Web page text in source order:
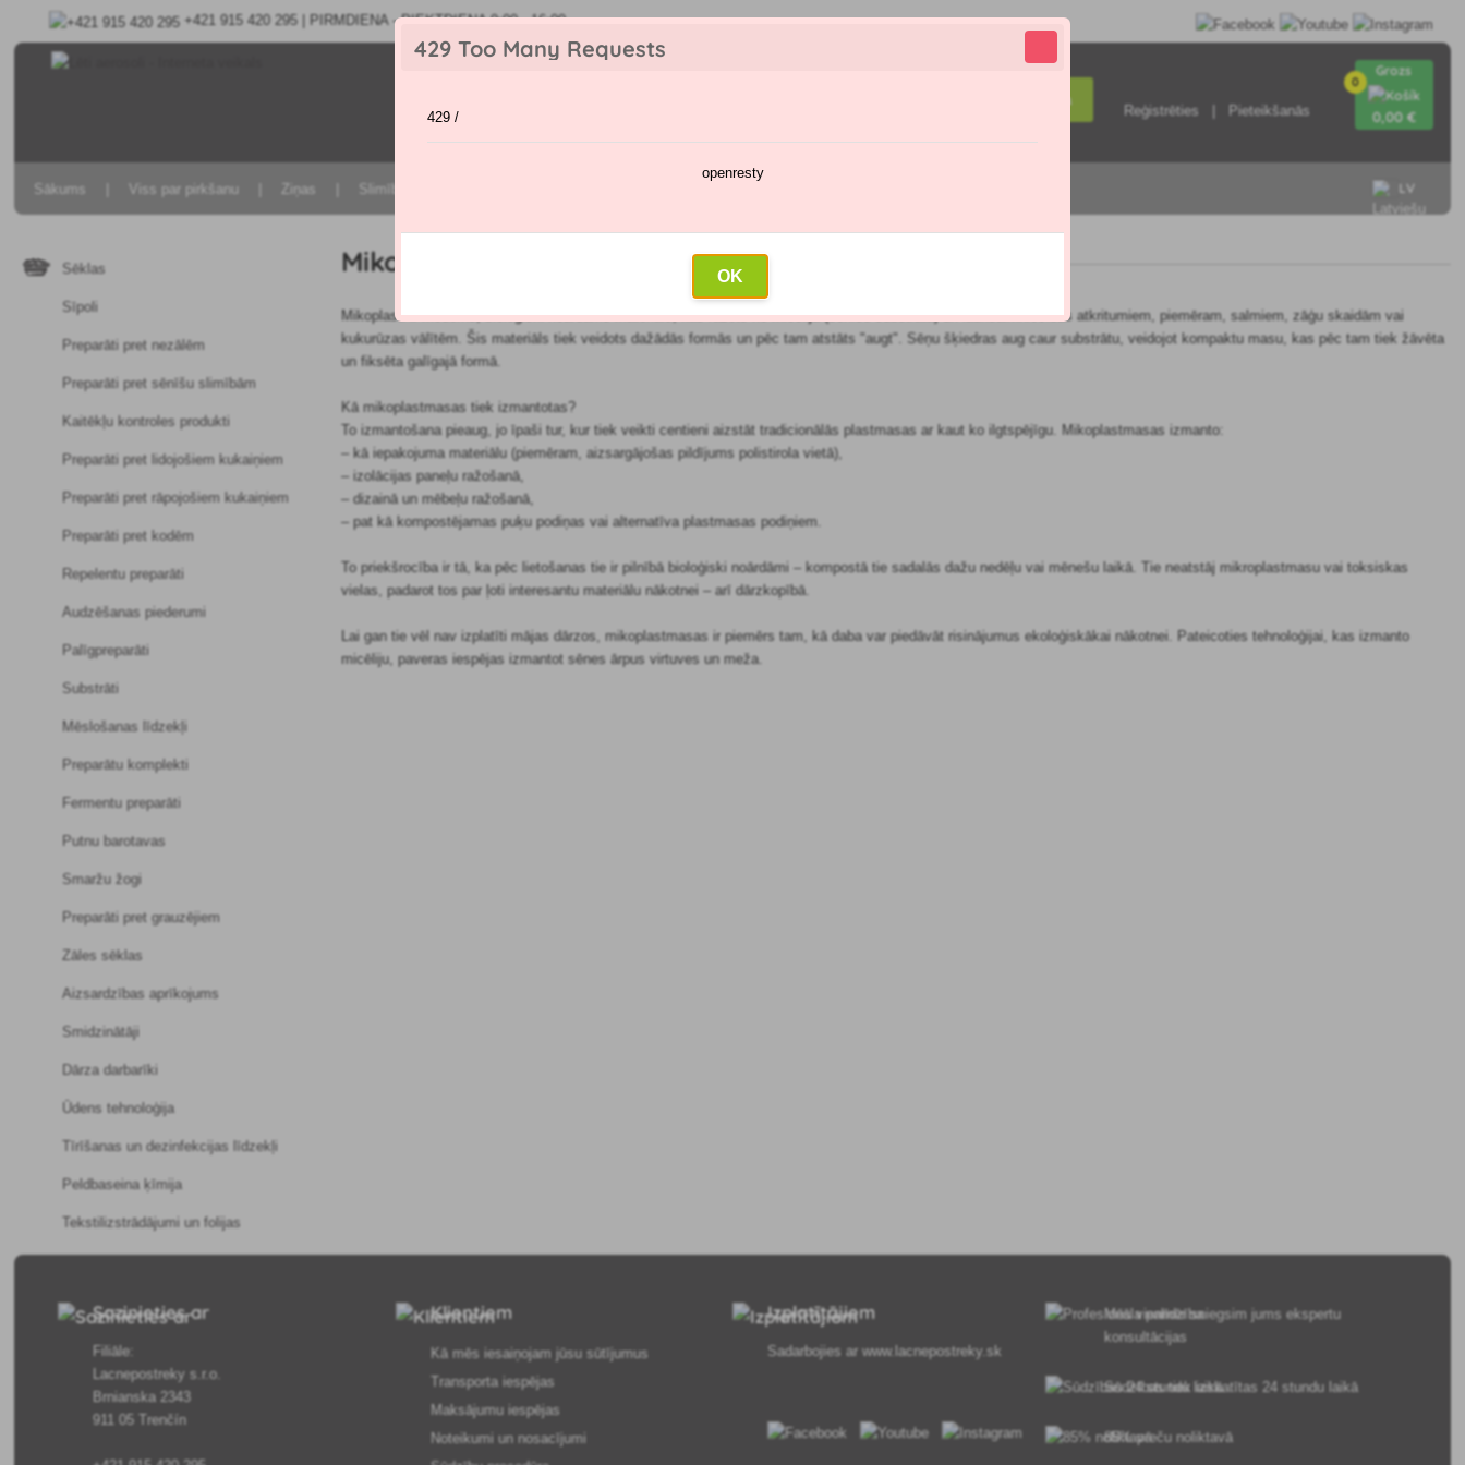
429 Too Many Requests
429 /
openresty
OK
+421 915 420 295 | PIRMDIENA - PIEKTDIENA 9:00 - 16:00
Meklēšana
Reģistrēties Pieteikšanās
0
Grozs
0,00 €
LV
Sākums Viss par pirkšanu Ziņas Slimību un kaitēkļu katalogs
Sēklas
Sīpoli
Preparāti pret nezālēm
Preparāti pret sēnīšu slimībām
Kaitēkļu kontroles produkti
Preparāti pret lidojošiem kukaiņiem
Preparāti pret rāpojošiem kukaiņiem
Preparāti pret kodēm
Repelentu preparāti
Audzēšanas piederumi
Palīgpreparāti
Substrāti
Mēslošanas līdzekļi
Preparātu komplekti
Fermentu preparāti
Putnu barotavas
Smaržu žogi
Preparāti pret grauzējiem
Zāles sēklas
Aizsardzības aprīkojums
Smidzinātāji
Dārza darbarīki
Ūdens tehnoloģija
Tīrīšanas un dezinfekcijas līdzekļi
Peldbaseina ķīmija
Tekstilizstrādājumi un folijas
Mikoplastika
Mikoplasti ir moderns, bioloģiski noārdāms materiāls, kas ražots no micēlija (sēnīšu substrāta) un lauksaimniecības atkritumiem, piemēram, salmiem, zāģu skaidām vai
kukurūzas vālītēm. Šis materiāls tiek veidots dažādās formās un pēc tam atstāts "augt". Sēņu šķiedras aug caur substrātu, veidojot kompaktu masu, kas pēc tam tiek žāvēta
un fiksēta galīgajā formā.
Kā mikoplastmasas tiek izmantotas?
To izmantošana pieaug, jo īpaši tur, kur tiek veikti centieni aizstāt tradicionālās plastmasas ar kaut ko ilgtspējīgu. Mikoplastmasas izmanto:
– kā iepakojuma materiālu (piemēram, aizsargājošas pildījums polistirola vietā),
– izolācijas paneļu ražošanā,
– dizainā un mēbeļu ražošanā,
– pat kā kompostējamas puķu podiņas vai alternatīva plastmasas podiņiem.
To priekšrocība ir tā, ka pēc lietošanas tie ir pilnībā bioloģiski noārdāmi – kompostā tie sadalās dažu nedēļu vai mēnešu laikā. Tie neatstāj mikroplastmasu vai toksiskas
vielas, padarot tos par ļoti interesantu materiālu nākotnei – arī dārzkopībā.
Lai gan tie vēl nav izplatīti mājas dārzos, mikoplastmasas ir piemērs tam, kā daba var piedāvāt risinājumus ekoloģiskākai nākotnei. Pateicoties tehnoloģijai, kas izmanto
micēliju, paveras iespējas izmantot sēnes ārpus virtuves un meža.
Sazinieties ar
Filiāle:
Lacnepostreky s.r.o.
Brnianska 2343
911 05 Trenčín
Klientiem
Kā mēs iesaiņojam jūsu sūtījumus
Transporta iespējas
Maksājumu iespējas
Noteikumi un nosacījumi
Izplatītājiem
Sadarbojies arwww.lacnepostreky.sk
Mēs vienmēr sniegsim jums ekspertu
konsultācijas
Sūdzības tiek izskatītas 24 stundu laikā
85% preču noliktavā